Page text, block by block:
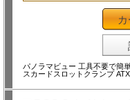
カ
パノラマビュー 工具不要で簡
スカードスロットクランプ